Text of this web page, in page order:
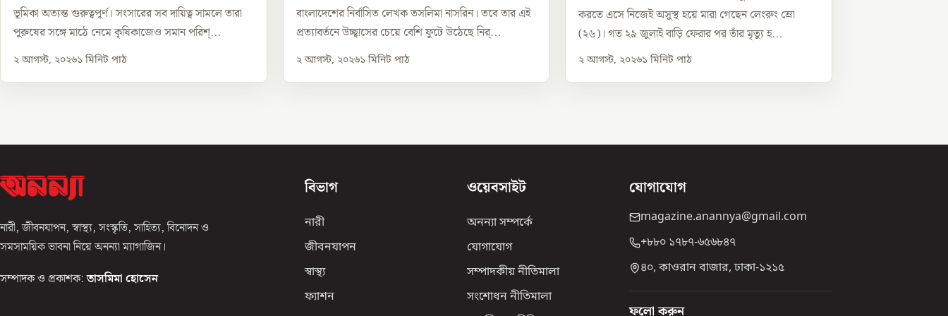
ভূমিকা অত্যন্ত গুরুত্বপূর্ণ। সংসারের সব দায়িত্ব সামলে তারা
পুরুষের সঙ্গে মাঠে নেমে কৃষিকাজেও সমান পরিশ্...
২ আগস্ট, ২০২৬১ মিনিট পাঠ
বাংলাদেশের নির্বাসিত লেখক তসলিমা নাসরিন। তবে তার এই
প্রত্যাবর্তনে উচ্ছ্বাসের চেয়ে বেশি ফুটে উঠেছে নির্...
২ আগস্ট, ২০২৬১ মিনিট পাঠ
করতে এসে নিজেই অসুস্থ হয়ে মারা গেছেন লেংরুং ম্রো
(২৬)। গত ২৯ জুলাই বাড়ি ফেরার পর তাঁর মৃত্যু হ...
২ আগস্ট, ২০২৬১ মিনিট পাঠ
নারী, জীবনযাপন, স্বাস্থ্য, সংস্কৃতি, সাহিত্য, বিনোদন ও
সমসাময়িক ভাবনা নিয়ে অনন্যা ম্যাগাজিন।
সম্পাদক ও প্রকাশক: তাসমিমা হোসেন
বিভাগ
নারী
জীবনযাপন
স্বাস্থ্য
ফ্যাশন
ওয়েবসাইট
অনন্যা সম্পর্কে
যোগাযোগ
সম্পাদকীয় নীতিমালা
সংশোধন নীতিমালা
যোগাযোগ
magazine.anannya@gmail.com
+৮৮০ ১৭৮৭-৬৫৬৮৪৭
৪০, কাওরান বাজার, ঢাকা-১২১৫
ফলো করুন